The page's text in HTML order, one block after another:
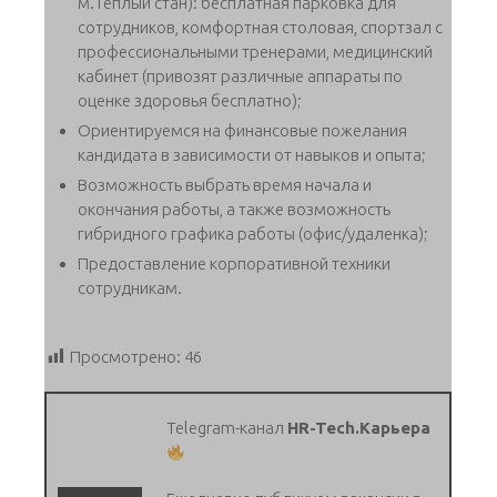
сотрудников, комфортная столовая, спортзал с
профессиональными тренерами, медицинский
кабинет (привозят различные аппараты по
оценке здоровья бесплатно);
Ориентируемся на финансовые пожелания
кандидата в зависимости от навыков и опыта;
Возможность выбрать время начала и
окончания работы, а также возможность
гибридного графика работы (офис/удаленка);
Предоставление корпоративной техники
сотрудникам.
Просмотрено: 46
Telegram-канал HR-Tech.Карьера